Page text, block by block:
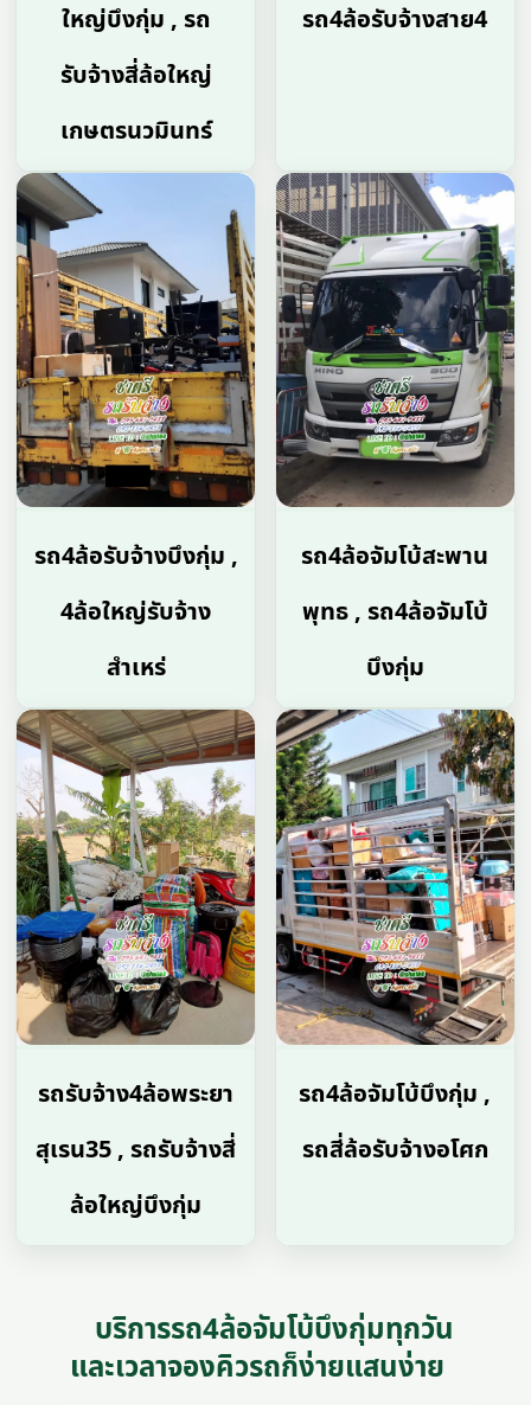
ใหญ่บึงกุ่ม , รถ
รับจ้างสี่ล้อใหญ่
เกษตรนวมินทร์
รถ4ล้อรับจ้างสาย4
รถ4ล้อรับจ้างบึงกุ่ม ,
4ล้อใหญ่รับจ้าง
สำเหร่
รถ4ล้อจัมโบ้สะพาน
พุทธ , รถ4ล้อจัมโบ้
บึงกุ่ม
รถรับจ้าง4ล้อพระยา
สุเรน35 , รถรับจ้างสี่
ล้อใหญ่บึงกุ่ม
รถ4ล้อจัมโบ้บึงกุ่ม ,
รถสี่ล้อรับจ้างอโศก
บริการรถ4ล้อจัมโบ้บึงกุ่มทุกวัน
และเวลาจองคิวรถก็ง่ายแสนง่าย